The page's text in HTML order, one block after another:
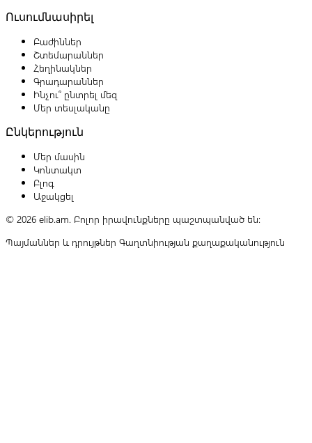
Ուսումնասիրել
Բաժիններ
Շտեմարաններ
Հեղինակներ
Գրադարաններ
Ինչու՞ ընտրել մեզ
Մեր տեսլականը
Ընկերություն
Մեր մասին
Կոնտակտ
Բլոգ
Աջակցել
© 2026 elib.am. Բոլոր իրավունքները պաշտպանված են:
Պայմաններ և դրույթներ Գաղտնիության քաղաքականություն